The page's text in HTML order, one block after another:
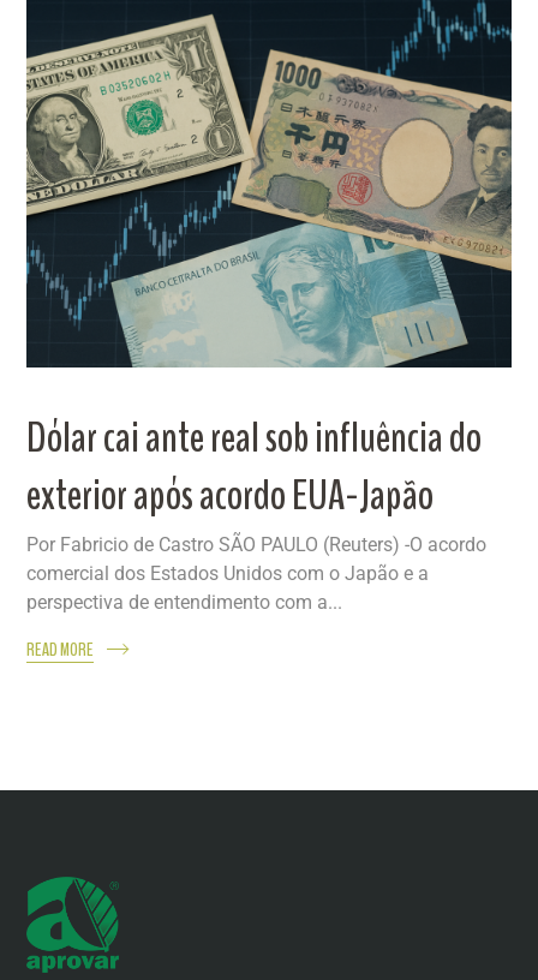
Dólar cai ante real sob influência do
exterior após acordo EUA-Japão
Por Fabricio de Castro SÃO PAULO (Reuters) -O acordo
comercial dos Estados Unidos com o Japão e a
perspectiva de entendimento com a...
READ MORE